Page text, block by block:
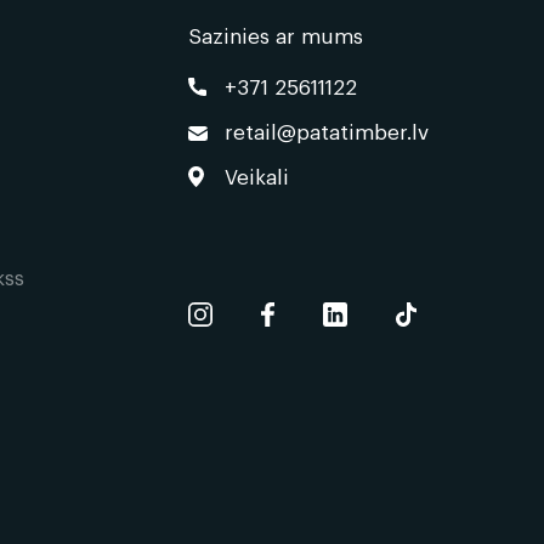
Sazinies ar mums
+371 25611122
retail@patatimber.lv
Veikali